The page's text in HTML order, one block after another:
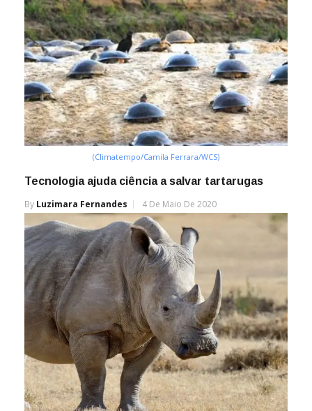
(Climatempo/Camila Ferrara/WCS)
Tecnologia ajuda ciência a salvar tartarugas
By Luzimara Fernandes 4 De Maio De 2020